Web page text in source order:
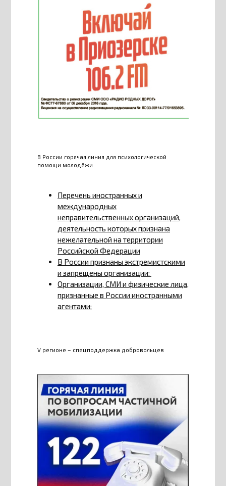
В России горячая линия для психологической
помощи молодёжи
Перечень иностранных и
международных
неправительственных организаций,
деятельность которых признана
нежелательной на территории
Российской Федерации
В России признаны экстремистскими
и запрещены организации:
Организации, СМИ и физические лица,
признанные в России иностранными
агентами:
V регионе – спецподдержка добровольцев